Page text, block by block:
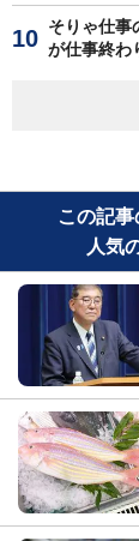
そりゃ仕事
が仕事終わ
この記
人気